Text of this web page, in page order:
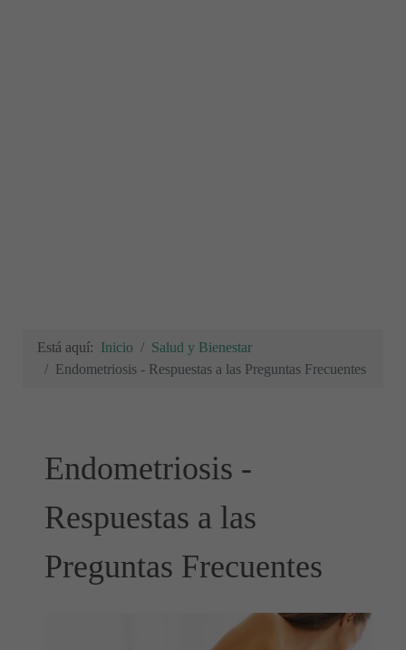
Está aquí: Inicio
Salud y Bienestar
Endometriosis - Respuestas a las Preguntas Frecuentes
Endometriosis -
Respuestas a las
Preguntas Frecuentes